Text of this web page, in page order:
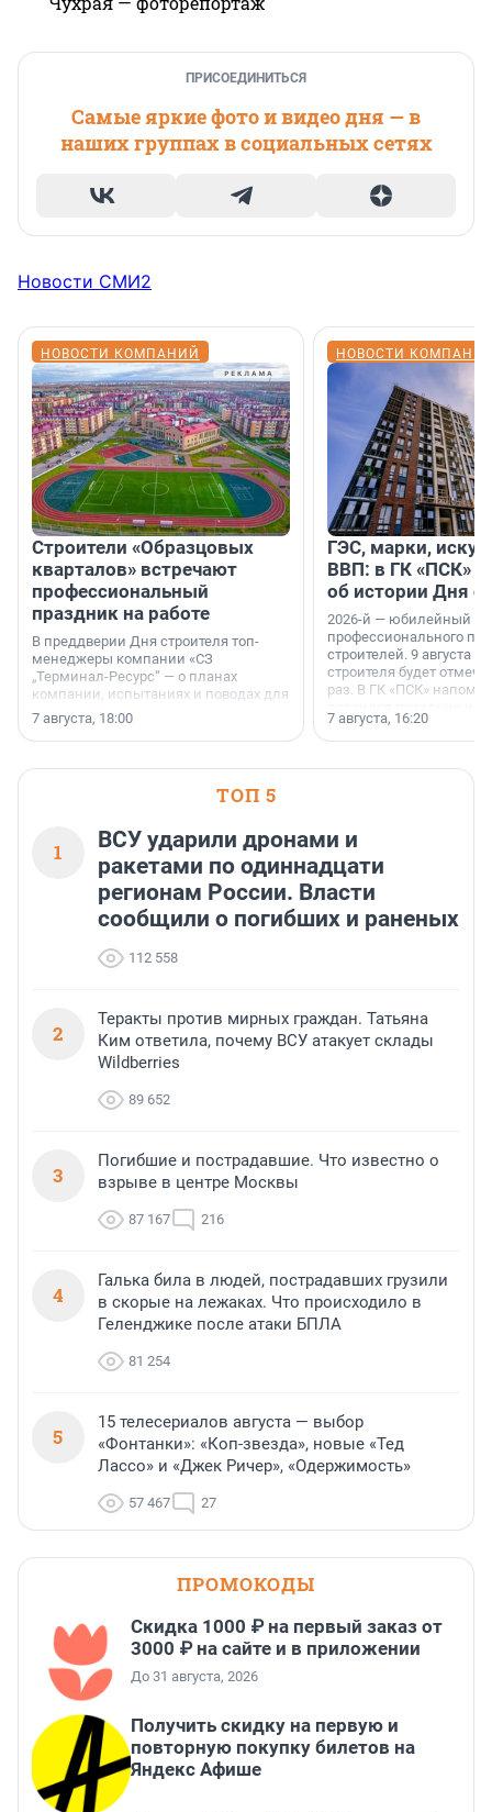
ПРИСОЕДИНИТЬСЯ
Самые яркие фото и видео дня — в
наших группах в социальных сетях
Новости СМИ2
НОВОСТИ КОМПАНИЙ
Строители «Образцовых
кварталов» встречают
профессиональный
праздник на работе
В преддверии Дня строителя топ-
менеджеры компании «СЗ
„Терминал-Ресурс“ — о планах
компании, испытаниях и поводах для
осторожного оптимизма.
7 августа, 18:00
НОВОСТИ
ГЭС, марки,
ВВП: в ГК «ПСК»
об истории Дня
2026-й — юбилейный
профессионального
строителей. 9 августа
строителя будет
раз. В ГК «ПСК»
поменялась роль
7 августа, 16:20
ТОП 5
1
ВСУ ударили дронами и
ракетами по одиннадцати
регионам России. Власти
сообщили о погибших и раненых
112 558
2
Теракты против мирных граждан. Татьяна
Ким ответила, почему ВСУ атакует склады
Wildberries
89 652
3
Погибшие и пострадавшие. Что известно о
взрыве в центре Москвы
87 167 216
4
Галька била в людей, пострадавших грузили
в скорые на лежаках. Что происходило в
Геленджике после атаки БПЛА
81 254
5
15 телесериалов августа — выбор
«Фонтанки»: «Коп-звезда», новые «Тед
Лассо» и «Джек Ричер», «Одержимость»
57 467 27
ПРОМОКОДЫ
Скидка 1000 ₽ на первый заказ от
3000 ₽ на сайте и в приложении
До 31 августа, 2026
Получить скидку на первую и
повторную покупку билетов на
Яндекс Афише